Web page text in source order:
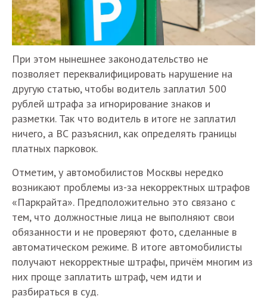
При этом нынешнее законодательство не
позволяет переквалифицировать нарушение на
другую статью, чтобы водитель заплатил 500
рублей штрафа за игнорирование знаков и
разметки. Так что водитель в итоге не заплатил
ничего, а ВС разъяснил, как определять границы
платных парковок.
Отметим, у автомобилистов Москвы нередко
возникают проблемы из-за некорректных штрафов
«Паркрайта». Предположительно это связано с
тем, что должностные лица не выполняют свои
обязанности и не проверяют фото, сделанные в
автоматическом режиме. В итоге автомобилисты
получают некорректные штрафы, причём многим из
них проще заплатить штраф, чем идти и
разбираться в суд.